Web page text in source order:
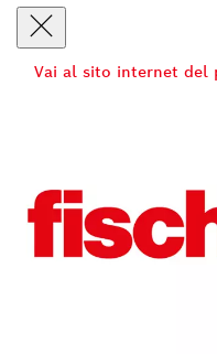
Vai al sito internet del